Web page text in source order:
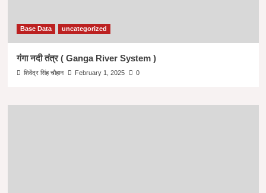
Base Data uncategorized
गंगा नदी तंत्र ( Ganga River System )
शिवेंद्र सिंह चौहान February 1, 2025 0